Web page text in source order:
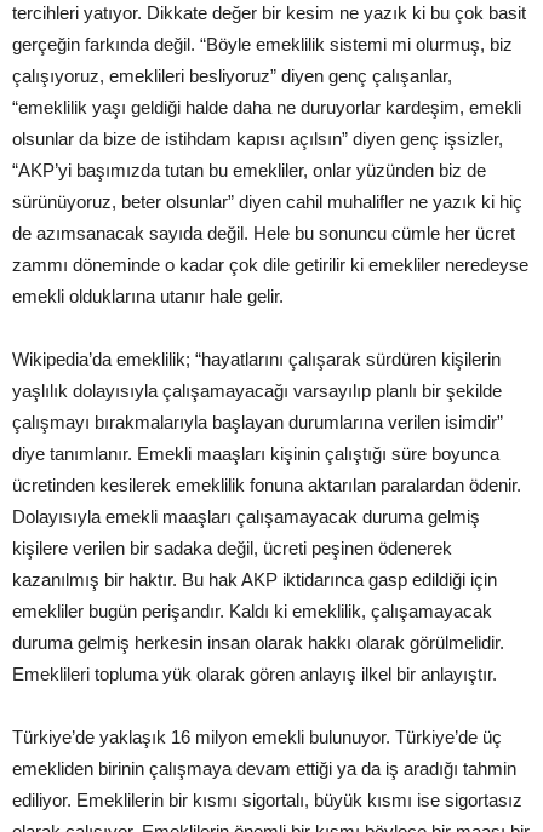
tercihleri yatıyor. Dikkate değer bir kesim ne yazık ki bu çok basit
gerçeğin farkında değil. “Böyle emeklilik sistemi mi olurmuş, biz
çalışıyoruz, emeklileri besliyoruz” diyen genç çalışanlar,
“emeklilik yaşı geldiği halde daha ne duruyorlar kardeşim, emekli
olsunlar da bize de istihdam kapısı açılsın” diyen genç işsizler,
“AKP’yi başımızda tutan bu emekliler, onlar yüzünden biz de
sürünüyoruz, beter olsunlar” diyen cahil muhalifler ne yazık ki hiç
de azımsanacak sayıda değil. Hele bu sonuncu cümle her ücret
zammı döneminde o kadar çok dile getirilir ki emekliler neredeyse
emekli olduklarına utanır hale gelir.
Wikipedia’da emeklilik; “hayatlarını çalışarak sürdüren kişilerin
yaşlılık dolayısıyla çalışamayacağı varsayılıp planlı bir şekilde
çalışmayı bırakmalarıyla başlayan durumlarına verilen isimdir”
diye tanımlanır. Emekli maaşları kişinin çalıştığı süre boyunca
ücretinden kesilerek emeklilik fonuna aktarılan paralardan ödenir.
Dolayısıyla emekli maaşları çalışamayacak duruma gelmiş
kişilere verilen bir sadaka değil, ücreti peşinen ödenerek
kazanılmış bir haktır. Bu hak AKP iktidarınca gasp edildiği için
emekliler bugün perişandır. Kaldı ki emeklilik, çalışamayacak
duruma gelmiş herkesin insan olarak hakkı olarak görülmelidir.
Emeklileri topluma yük olarak gören anlayış ilkel bir anlayıştır.
Türkiye’de yaklaşık 16 milyon emekli bulunuyor. Türkiye’de üç
emekliden birinin çalışmaya devam ettiği ya da iş aradığı tahmin
ediliyor. Emeklilerin bir kısmı sigortalı, büyük kısmı ise sigortasız